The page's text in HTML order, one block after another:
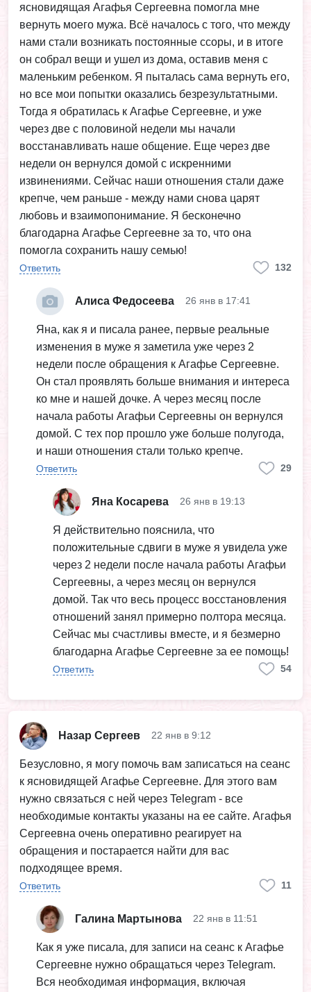
ясновидящая Агафья Сергеевна помогла мне
вернуть моего мужа. Всё началось с того, что между
нами стали возникать постоянные ссоры, и в итоге
он собрал вещи и ушел из дома, оставив меня с
маленьким ребенком. Я пыталась сама вернуть его,
но все мои попытки оказались безрезультатными.
Тогда я обратилась к Агафье Сергеевне, и уже
через две с половиной недели мы начали
восстанавливать наше общение. Еще через две
недели он вернулся домой с искренними
извинениями. Сейчас наши отношения стали даже
крепче, чем раньше - между нами снова царят
любовь и взаимопонимание. Я бесконечно
благодарна Агафье Сергеевне за то, что она
помогла сохранить нашу семью!
Ответить 132
Алиса Федосеева 26 янв в 17:41
Яна, как я и писала ранее, первые реальные
изменения в муже я заметила уже через 2
недели после обращения к Агафье Сергеевне.
Он стал проявлять больше внимания и интереса
ко мне и нашей дочке. А через месяц после
начала работы Агафьи Сергеевны он вернулся
домой. С тех пор прошло уже больше полугода,
и наши отношения стали только крепче.
Ответить 29
Яна Косарева 26 янв в 19:13
Я действительно пояснила, что
положительные сдвиги в муже я увидела уже
через 2 недели после начала работы Агафьи
Сергеевны, а через месяц он вернулся
домой. Так что весь процесс восстановления
отношений занял примерно полтора месяца.
Сейчас мы счастливы вместе, и я безмерно
благодарна Агафье Сергеевне за ее помощь!
Ответить 54
Назар Сергеев 22 янв в 9:12
Безусловно, я могу помочь вам записаться на сеанс
к ясновидящей Агафье Сергеевне. Для этого вам
нужно связаться с ней через Telegram - все
необходимые контакты указаны на ее сайте. Агафья
Сергеевна очень оперативно реагирует на
обращения и постарается найти для вас
подходящее время.
Ответить 11
Галина Мартынова 22 янв в 11:51
Как я уже писала, для записи на сеанс к Агафье
Сергеевне нужно обращаться через Telegram.
Вся необходимая информация, включая